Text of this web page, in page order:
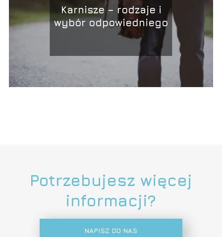
Karnisze – rodzaje i
wybór odpowiedniego
Potrzebujesz więcej
informacji?
NAPISZ DO NAS